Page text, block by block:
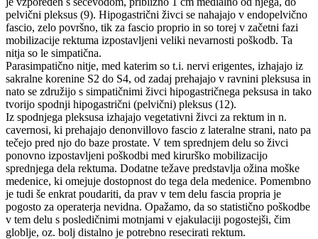
pelvični pleksus (9). Hipogastrični živci se nahajajo v endopelvično
fascio, zelo površno, tik za fascio proprio in so torej v začetni fazi
mobilizacije rektuma izpostavljeni veliki nevarnosti poškodb. Ta
nitja so le simpatična.
Parasimpatično nitje, med katerim so t.i. nervi erigentes, izhajajo iz
sakralne korenine S2 do S4, od zadaj prehajajo v ravnini pleksusa in
nato se združijo s simpatičnimi živci hipogastričnega peksusa in tako
tvorijo spodnji hipogastrični (pelvični) pleksus (12).
Iz spodnjega pleksusa izhajajo vegetativni živci za rektum in n.
cavernosi, ki prehajajo denonvillovo fascio z lateralne strani, nato pa
tečejo pred njo do baze prostate. V tem sprednjem delu so živci
ponovno izpostavljeni poškodbi med kirurško mobilizacijo
sprednjega dela rektuma. Dodatne težave predstavlja ožina moške
medenice, ki omejuje dostopnost do tega dela medenice. Pomembno
je tudi še enkrat poudariti, da prav v tem delu fascia propria je
pogosto za operaterja nevidna. Opažamo, da so statistično poškodbe
v tem delu s posledičnimi motnjami v ejakulaciji pogostejši, čim
globlje, oz. bolj distalno je potrebno resecirati rektum.